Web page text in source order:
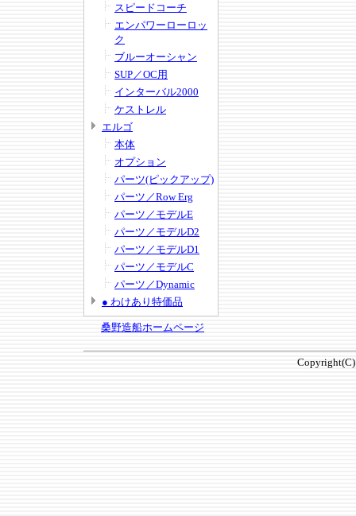
スピードコーチ
エンパワーローロッ
ク
ブルーオーシャン
SUP／OC用
インターバル2000
ケストレル
エルゴ
本体
オプション
パーツ(ピックアップ)
パーツ／Row Erg
パーツ／モデルE
パーツ／モデルD2
パーツ／モデルD1
パーツ／モデルC
パーツ／Dynamic
● わけあり特価品
桑野造船ホームページ